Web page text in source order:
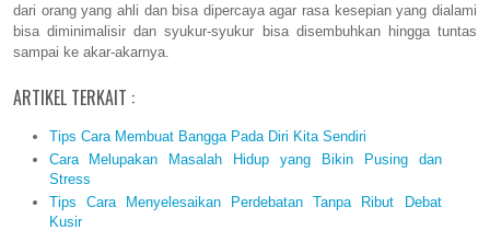
dari orang yang ahli dan bisa dipercaya agar rasa kesepian yang dialami
bisa diminimalisir dan syukur-syukur bisa disembuhkan hingga tuntas
sampai ke akar-akarnya.
ARTIKEL TERKAIT :
Tips Cara Membuat Bangga Pada Diri Kita Sendiri
Cara Melupakan Masalah Hidup yang Bikin Pusing dan
Stress
Tips Cara Menyelesaikan Perdebatan Tanpa Ribut Debat
Kusir